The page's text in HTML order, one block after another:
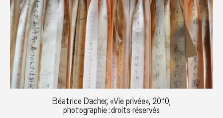
Béatrice Dacher, «Vie privée», 2010,
photographie : droits réservés